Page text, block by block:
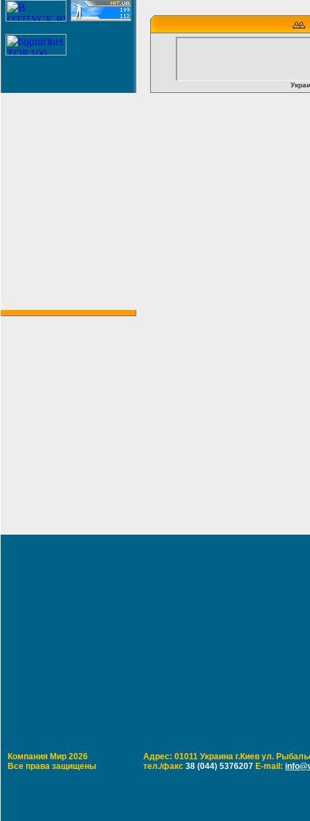
Компания Мир 2026
Все права защищены
Адрес: 01011 Украина г.Киев ул.
тел./факс 38 (044) 5376207 E-mail: